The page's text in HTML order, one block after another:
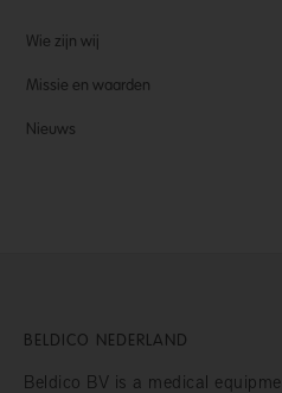
Wie zijn wij
Missie en waarden
Nieuws
BELDICO NEDERLAND
Beldico BV is a medical